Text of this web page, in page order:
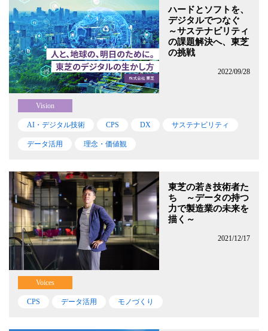
ハードとソフトを、
デジタルでつなぐ
～サステナビリティ
の課題解決へ、東芝
の挑戦
2022/09/28
Vision
AI・デジタル技術 CPS DX サステナビリティ
データ活用 理念・価値観
東芝の若き技術者た
ち ～データの持つ
力で製造業の未来を
描く～
2021/12/17
Voices
CPS データ活用 モノづくり